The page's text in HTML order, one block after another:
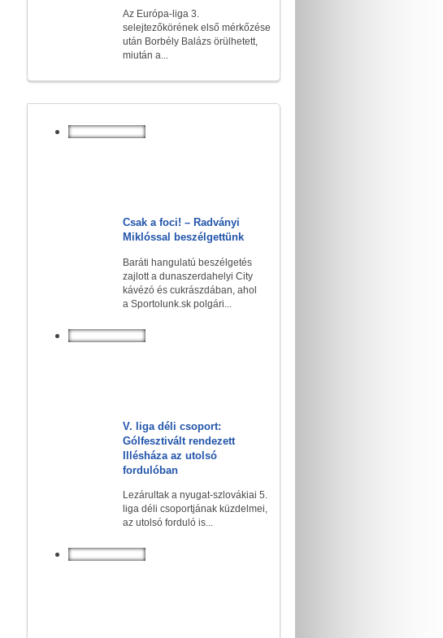
Az Európa-liga 3.
selejtezőkörének első mérkőzése
után Borbély Balázs örülhetett,
miután a...
Csak a foci! – Radványi
Miklóssal beszélgettünk
Baráti hangulatú beszélgetés
zajlott a dunaszerdahelyi City
kávézó és cukrászdában, ahol
a Sportolunk.sk polgári...
V. liga déli csoport:
Gólfesztivált rendezett
Illésháza az utolsó
fordulóban
Lezárultak a nyugat-szlovákiai 5.
liga déli csoportjának küzdelmei,
az utolsó forduló is...